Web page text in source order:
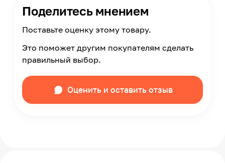
Поделитесь мнением
Поставьте оценку этому товару.
Это поможет другим покупателям сделать
правильный выбор.
Оценить и оставить отзыв